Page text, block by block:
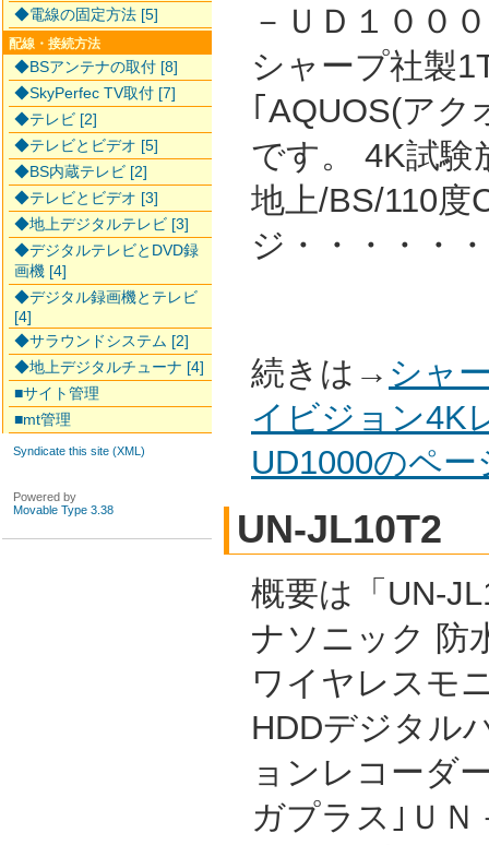
－ＵＤ１００
シャープ社製
｢AQUOS(アク
です。 4K試験
地上/BS/110度
ジ・・・・・
続きは→ シャ
イビジョン
UD1000のペ
UN-JL10T2
概要は「UN-
ナソニック 防
ワイヤレスモ
HDDデジタル
ョンレコーダ
ガプラス｣ＵＮ
◆電線の固定方法 [5]
配線・接続方法
◆BSアンテナの取付 [8]
◆SkyPerfec TV取付 [7]
◆テレビ [2]
◆テレビとビデオ [5]
◆BS内蔵テレビ [2]
◆テレビとビデオ [3]
◆地上デジタルテレビ [3]
◆デジタルテレビとDVD録
画機 [4]
◆デジタル録画機とテレビ
[4]
◆サラウンドシステム [2]
◆地上デジタルチューナ [4]
■サイト管理
■mt管理
Syndicate this site (XML)
Powered by
Movable Type 3.38